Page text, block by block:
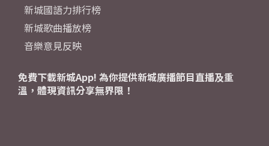
新城國語力排行榜
新城歌曲播放榜
音樂意見反映
免費下載新城App! 為你提供新城廣播節目直播及重
溫，體現資訊分享無界限！